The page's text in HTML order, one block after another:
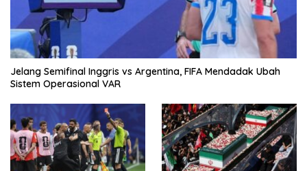
Jelang Semifinal Inggris vs Argentina, FIFA Mendadak Ubah
Sistem Operasional VAR